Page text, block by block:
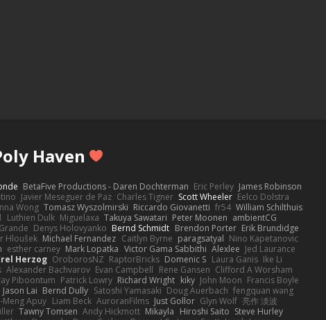
Haven
BetaFive Productions - Daren Dochterman Eric Perley James Robinson
Javier Meseguer de Paz Charles Tigner Scott Wheeler Eelco Dolstra
Wong Tomasz Wyszolmirski Riccardo Giovanetti fr54 William Schilthuis
Luthien Dulk Miguelaxa Takuya Sawatari Peter Moonen ambientCG
Denys Holovyanko Bernd Schmidt Brendon Porter Erik Brundidge
Hloušek Michael Fernandez Caitlyn Byrne paragsatyal Nino Kapetanovic
esther carney Mark Lopatka Victor Gama Sabbithi Alexlee Jed Laurance
Herzog OroborosNZ RaptorBricks Domenic S Laura Ganis Ike Li
Alexander Bachvarov Evan Campbell Rene Gansen Clifford A Worsham
Jay Piboontum Patrick Lowry Richard Wright kiky John Moon Francis Boyle
Jason Lai Bernd Dully Satoshi Yamasaki Doug Auerbach fengquan wang
Meng Apuy Liam Beck AuroranFilms Just Gollor Glyn Wolf 亮作 淡波
Tawny Tomsen Andy Hickmott Mikayla Hiroshi Saito Steve Hurley